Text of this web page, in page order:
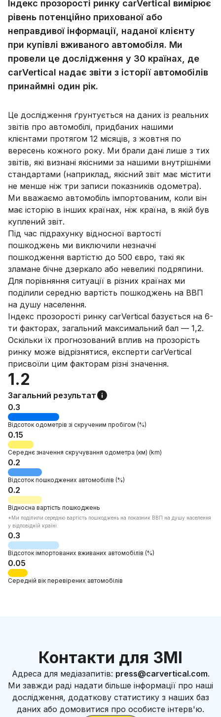
Індекс прозорості ринку carVertical вимірює
рівень потенційно прихованої або
неправдивої інформації, наданої клієнту
при купівлі вживаного автомобіля. Ми
провели це дослідження у 30 країнах, де
carVertical надає звіти з історії автомобілів
принаймні один рік.
Це дослідження ґрунтується на даних із реальних
звітів про автомобілі, придбаних нашими
клієнтами протягом 12 місяців, з жовтня по
вересень кожного року. Ми брали дані лише з тих
звітів, які визнані якісними за нашими внутрішніми
стандартами (наприклад, якісний звіт має містити
не менше ніж три записи показників одометра).
Ми вважаємо автомобіль імпортованим, коли він
має історію в інших країнах, ніж країна, в якій був
куплений звіт.
Під час підрахунку відносної вартості
пошкоджень ми виключили незначні
пошкодження вартістю до 500 євро, такі як
зламане бічне дзеркало або невеликі подряпини.
Для порівняння ситуації в різних країнах ми
поділили середню вартість пошкоджень на ВВП
на душу населення.
Індекс прозорості ринку carVertical базується на 6-
ти факторах, загальний максимальний бал — 1,2.
Оскільки їх прогнозований вплив на прозорість
ринку може відрізнятися, експерти carVertical
присвоїли цим факторам різні значення.
1.2
Загальний результат
0.3
Відсоток одометрів зі скрученим пробігом (%)
0.15
Середнє значення скручування одометра (км) (km)
0.2
Відсоток пошкоджених автомобілів (%)
0.2
Відносна вартість пошкоджень
*Mи поділили середню вартість пошкоджень на показник ВВП на душу населення
у відповідній країні.
0.3
Відсоток імпортованих вживаних автомобілів (%)
0.05
Середній вік перевірених автомобілів
Контакти для ЗМІ
Адреса для медіазапитів: press@carvertical.com.
Ми завжди раді надати більше інформації про наші
дослідження, додаткову статистику з наших баз
даних або домовитися про особисте інтерв'ю.